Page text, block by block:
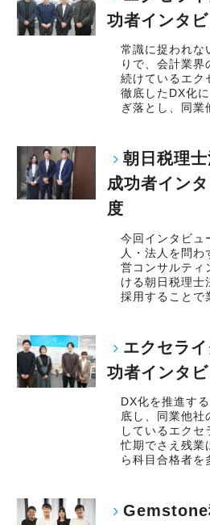
功者インタ
常識に捉われな
りで、会計業界
続けているエク
徹底したDX化
ぎ落とし、同業
朝日税理
成功者イン
度
今回インタビュ
人・法人を問わ
営コンサルティ
ける朝日税理士
採用することで
エクセラ
功者インタ
DX化を推進す
底し、同業他社
しているエクセ
忙期でさえ残業
ら科目合格者を
Gemstone